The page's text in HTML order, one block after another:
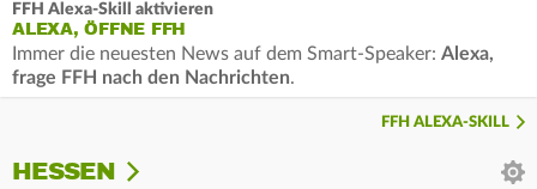
FFH Alexa-Skill aktivieren
ALEXA, ÖFFNE FFH
Immer die neuesten News auf dem Smart-Speaker: Alexa,
frage FFH nach den Nachrichten.
FFH ALEXA-SKILL
HESSEN